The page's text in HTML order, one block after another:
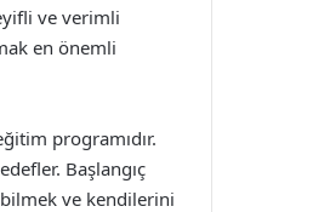
ve verimli
en önemli
programıdır.
Başlangıç
ve kendilerini